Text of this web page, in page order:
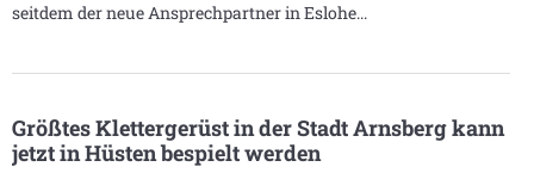
seitdem der neue Ansprechpartner in Eslohe
Größtes Klettergerüst in der Stadt Arnsberg kann
jetzt in Hüsten bespielt werden